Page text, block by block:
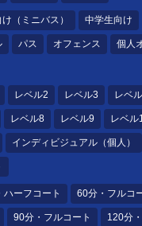
（ミニバス） 中学生向け
パス オフェンス 個人
レベル2 レベル3 レベ
レベル8 レベル9 レベル
インディビジュアル（個人）
ハーフコート 60分・フルコ
90分・フルコート 120分